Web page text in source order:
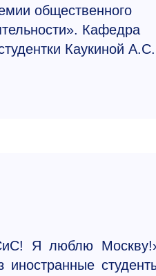
общественного
Кафедра
Каукиной А.С.
Я люблю
иностранные